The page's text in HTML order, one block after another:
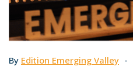
By Edition Emerging Valley